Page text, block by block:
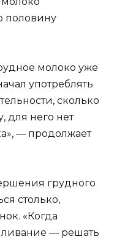
половину
молоко уже
употреблять
сколько
для него нет
— продолжает
грудного
столько,
«Когда
— решать